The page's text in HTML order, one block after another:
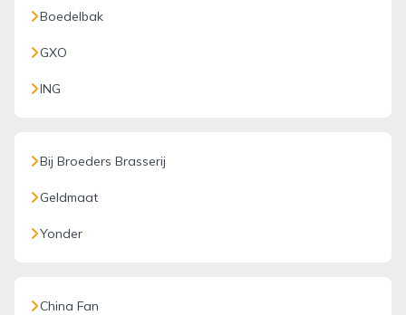
Boedelbak
GXO
ING
Bij Broeders Brasserij
Geldmaat
Yonder
China Fan